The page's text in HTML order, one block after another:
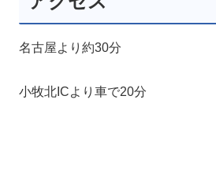
名古屋より約30分
小牧北ICより車で20分